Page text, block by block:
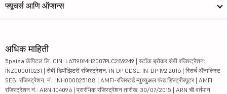
फ्यूचर्स आणि ऑप्शन्स
अधिक माहिती
5paisa कॅपिटल लि. CIN: L67190MH2007PLC289249 | स्टॉक ब्रोकर सेबी रजिस्ट्रेशन:
INZ000010231 | सेबी डिपॉझिटरी रजिस्ट्रेशन: IN DP CDSL: IN-DP-192-2016 | रिसर्च ॲनालिस्ट
SEBI रजिस्ट्रेशन. नं.: INH000025188 | AMFI-रजिस्टर्ड म्युच्युअल फंड डिस्ट्रीब्यूटर | AMFI
रजिस्ट्रेशन नं.: ARN-104096 | प्रारंभिक रजिस्ट्रेशन तारीख: 30/07/2015 | ARN ची वर्तमान